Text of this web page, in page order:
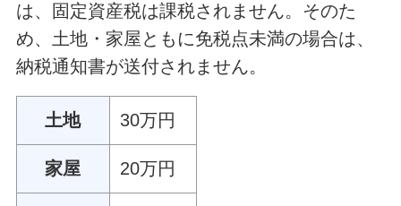
は、固定資産税は課税されません。そのた
め、土地・家屋ともに免税点未満の場合は、
納税通知書が送付されません。
土地 30万円
家屋 20万円